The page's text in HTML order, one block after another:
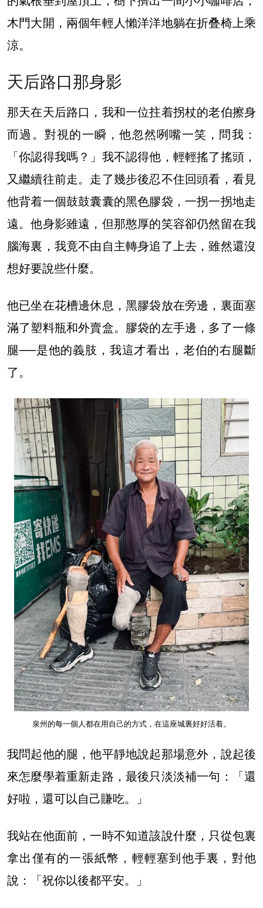
木門大開，兩個年輕人懶洋洋地躺在折叠椅上乘
涼。
天后路口那身影
那天在天后路口，我和一位拄着拐杖的老伯擦身
而過。對視的一瞬，他忽然咧嘴一笑，問我：
「你認得我嗎？」我不認得他，輕輕搖了搖頭，
又繼續往前走。走了幾步後忍不住回頭看，看見
他背着一個鼓鼓囊囊的黑色膠袋，一拐一拐地走
遠。他身影雖遠，但那憨厚的笑容卻仍然留在我
腦海裏，我竟不由自主轉身追了上去，雖然還沒
想好要說些什麼。
他已坐在花槽邊休息，黑膠袋放在旁邊，裏面塞
滿了塑料瓶和外賣盒。膠袋的左手邊，多了一條
腿──是他的義肢，我這才看出，老伯的右腿斷
了。
泉州的每一個人都在用自己的方式，在這座城裏好好活着。
我問起他的腿，他平靜地說起那場意外，說起後
來怎麼學着重新走路，最後只淡淡補一句：「還
好啦，還可以自己賺吃。」
我站在他面前，一時不知道該說什麼，只從包裏
拿出僅有的一張紙幣，輕輕塞到他手裏，對他
說：「祝你以後都平安。」